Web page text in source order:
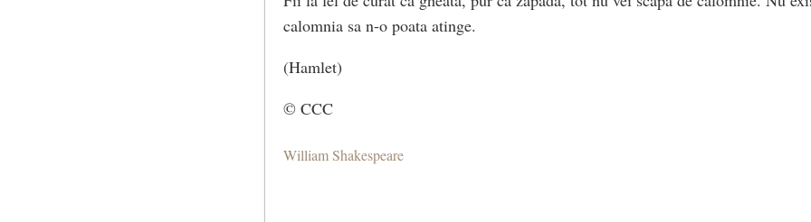
calomnia sa n-o poata atinge.
(Hamlet)
© CCC
William Shakespeare